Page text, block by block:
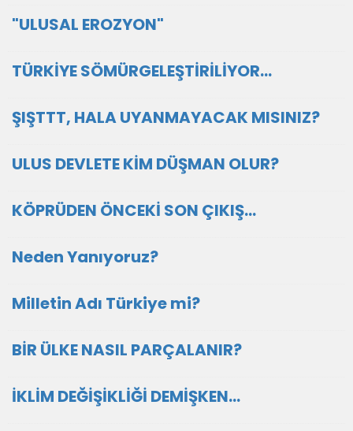
"ULUSAL EROZYON"
TÜRKİYE SÖMÜRGELEŞTİRİLİYOR…
ŞIŞTTT, HALA UYANMAYACAK MISINIZ?
ULUS DEVLETE KİM DÜŞMAN OLUR?
KÖPRÜDEN ÖNCEKİ SON ÇIKIŞ…
Neden Yanıyoruz?
Milletin Adı Türkiye mi?
BİR ÜLKE NASIL PARÇALANIR?
İKLİM DEĞİŞİKLİĞİ DEMİŞKEN…